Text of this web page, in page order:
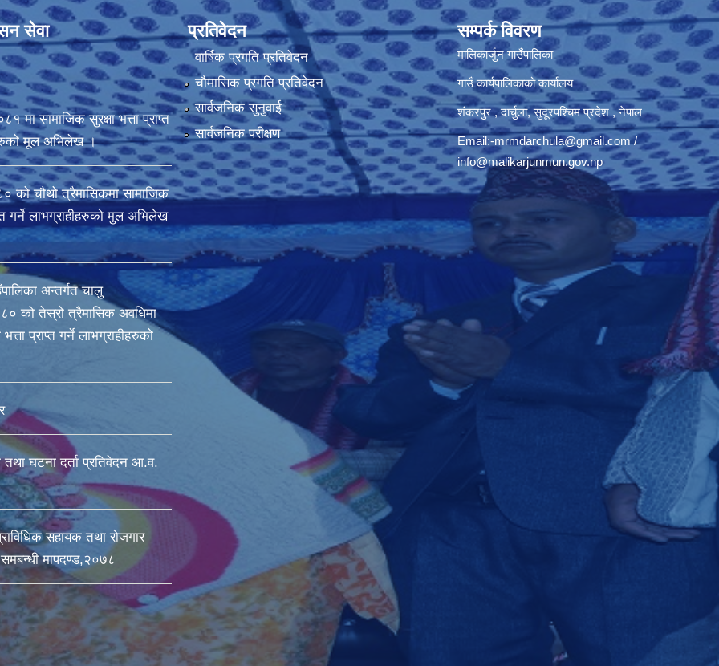
सेवा
सामाजिक सुरक्षा भत्ता प्राप्त
मूल अभिलेख ।
चौथो त्रैमासिकमा सामाजिक
गर्ने लाभग्राहीहरुको मुल अभिलेख
अन्तर्गत चालु
को तेस्रो त्रैमासिक अवधिमा
प्राप्त गर्ने लाभग्राहीहरुको
तथा घटना दर्ता प्रतिवेदन आ.व.
सहायक तथा रोजगार
मापदण्ड,२०७८
प्रतिवेदन
वार्षिक प्रगति प्रतिवेदन
चौमासिक प्रगति प्रतिवेदन
सार्वजनिक सुनुवाई
सार्वजनिक परीक्षण
सम्पर्क विवरण
मालिकार्जुन गाउँपालिका
गाउँ कार्यपालिकाको कार्यालय
शंकरपुर , दार्चुला, सुदूरपश्चिम प्रदेश , नेपाल
Email:-mrmdarchula@gmail.com/
info@malikarjunmun.gov.np